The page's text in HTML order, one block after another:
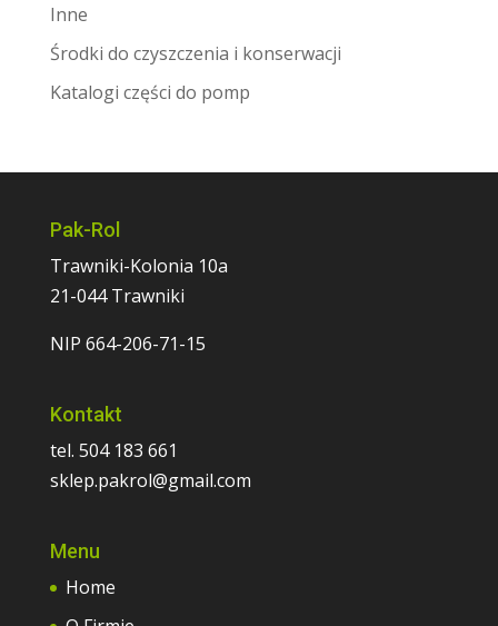
Inne
Środki do czyszczenia i konserwacji
Katalogi części do pomp
Pak-Rol
Trawniki-Kolonia 10a
21-044 Trawniki
NIP 664-206-71-15
Kontakt
tel. 504 183 661
sklep.pakrol@gmail.com
Menu
Home